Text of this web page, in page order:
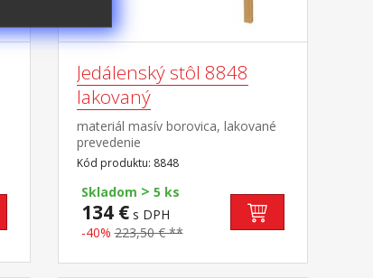
Jedálenský stôl 8848
lakovaný
materiál masív borovica, lakované
prevedenie
Kód produktu: 8848
Skladom > 5 ks
134 €s DPH
-40% 223,50 € **